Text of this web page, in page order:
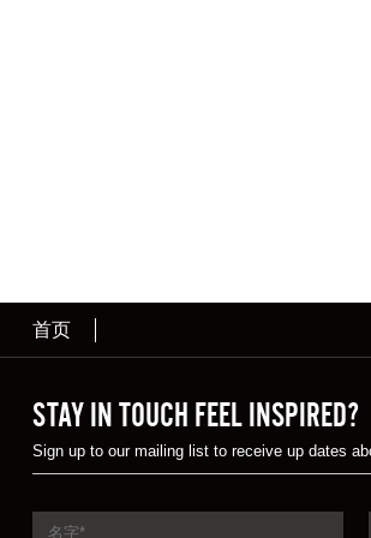
首页
STAY IN TOUCH FEEL INSPIRED?
Sign up to our mailing list to receive up dates